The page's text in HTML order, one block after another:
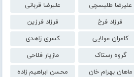
علیرضا طلیسچی
علیرضا قربانی
فرزاد فرخ
فرزاد فرزین
کامران مولایی
کسری زاهدی
گروه رستاک
مازیار فلاحی
ماهان بهرام خان
محسن ابراهیم زاده